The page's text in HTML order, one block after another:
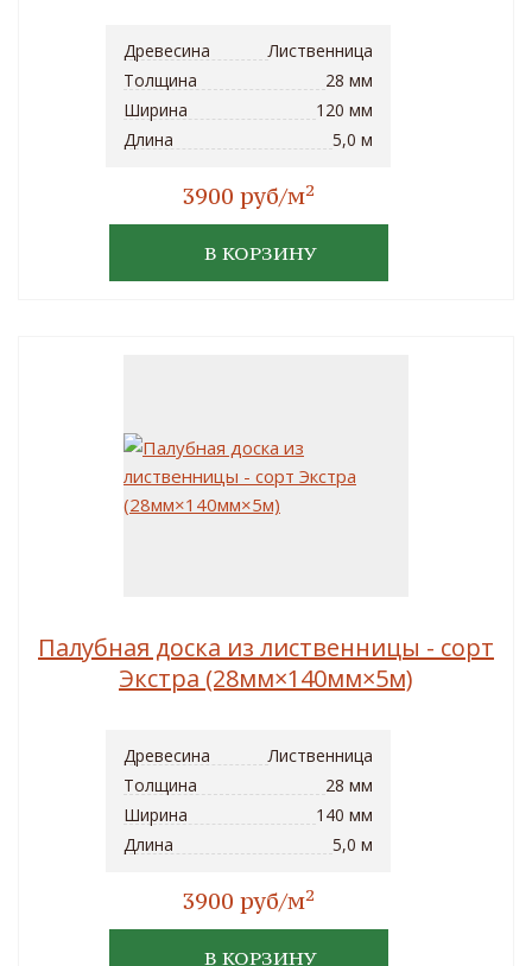
Древесина
Лиственница
Толщина
28 мм
Ширина
120 мм
Длина
5,0 м
3900 руб/м2
В КОРЗИНУ
Палубная доска из лиственницы - сорт
Экстра (28мм×140мм×5м)
Древесина
Лиственница
Толщина
28 мм
Ширина
140 мм
Длина
5,0 м
3900 руб/м2
В КОРЗИНУ